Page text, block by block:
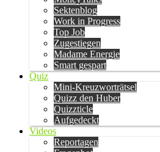
Sektenblog
Work in Progress
Top Job
Zugestiegen
Madame Energie
Smart gespart
Quiz
Mini-Kreuzworträtsel
Quizz den Huber
Quizzticle
Aufgedeckt
Videos
Reportagen